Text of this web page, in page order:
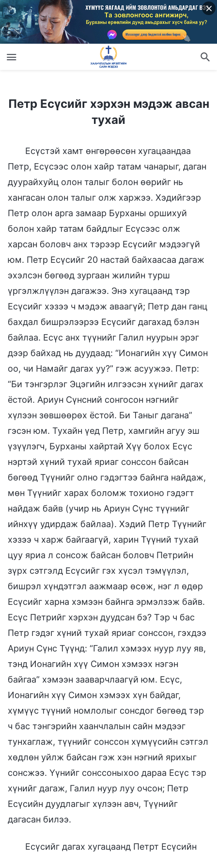
Петр Есүсийг хэрхэн мэдэж авсан тухай
Петр Есүсийг хэрхэн мэдэж авсан
тухай
Есүстэй хамт өнгөрөөсөн хугацаандаа
Петр, Есүсээс олон хайр татам чанарыг, даган
дуурайхуйц олон талыг болон өөрийг нь
хангасан олон талыг олж харжээ. Хэдийгээр
Петр олон арга замаар Бурханы оршихуй
болон хайр татам байдлыг Есүсээс олж
харсан боловч анх тэрээр Есүсийг мэдээгүй
юм. Петр Есүсийг 20 настай байхаасаа дагаж
эхэлсэн бөгөөд зургаан жилийн турш
үргэлжлүүлэн дагажээ. Энэ хугацаанд тэр
Есүсийг хэзээ ч мэдэж аваагүй; Петр дан ганц
бахдал бишрэлээрээ Есүсийг дагахад бэлэн
байлаа. Есүс анх түүнийг Галил нуурын эрэг
дээр байхад нь дуудаад: “Ионагийн хүү Симон
оо, чи Намайг дагах уу?” гэж асуужээ. Петр:
“Би тэнгэрлэг Эцэгийн илгээсэн хүнийг дагах
ёстой. Ариун Сүнсний сонгосон нэгнийг
хүлээн зөвшөөрөх ёстой. Би Таныг дагана”
гэсэн юм. Тухайн үед Петр, хамгийн агуу эш
үзүүлэгч, Бурханы хайртай Хүү болох Есүс
нэртэй хүний тухай яриаг сонссон байсан
бөгөөд Түүнийг олно гэдэгтээ байнга найдаж,
мөн Түүнийг харах боломж тохионо гэдэгт
найдаж байв (учир нь Ариун Сүнс түүнийг
ийнхүү удирдаж байлаа). Хэдий Петр Түүнийг
хэзээ ч харж байгаагүй, харин Түүний тухай
цуу яриа л сонсож байсан боловч Петрийн
зүрх сэтгэлд Есүсийг гэх хүсэл тэмүүлэл,
бишрэл хүндэтгэл аажмаар өсөж, нэг л өдөр
Есүсийг харна хэмээн байнга эрмэлзэж байв.
Есүс Петрийг хэрхэн дуудсан бэ? Тэр ч бас
Петр гэдэг хүний тухай яриаг сонссон, гэхдээ
Ариун Сүнс Түүнд: “Галил хэмээх нуур луу яв,
тэнд Ионагийн хүү Симон хэмээх нэгэн
байгаа” хэмээн зааварчлаагүй юм. Есүс,
Ионагийн хүү Симон хэмээх хүн байдаг,
хүмүүс түүний номлолыг сонсдог бөгөөд тэр
ч бас тэнгэрийн хаанчлалын сайн мэдээг
тунхаглаж, түүнийг сонссон хүмүүсийн сэтгэл
хөдлөн уйлж байсан гэж хэн нэгний ярихыг
сонсжээ. Үүнийг сонссоныхоо дараа Есүс тэр
хүнийг дагаж, Галил нуур луу очсон; Петр
Есүсийн дуудлагыг хүлээн авч, Түүнийг
дагасан билээ.
Есүсийг дагах хугацаанд Петрт Есүсийн